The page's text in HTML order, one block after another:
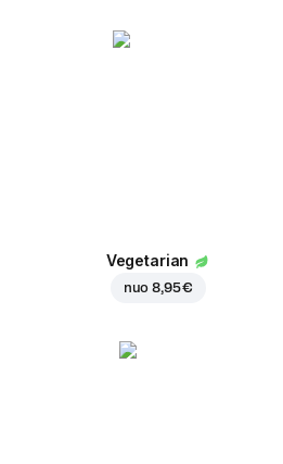
Vegetarian
nuo8,95 €